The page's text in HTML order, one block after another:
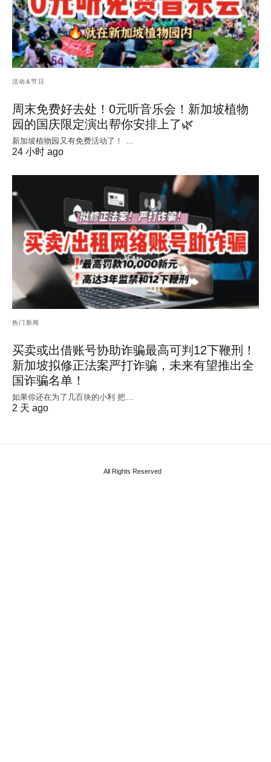
活动&节日
周末免费好去处！0元听音乐会！新加坡植物
园的国庆限定演出帮你安排上了🌿
新加坡植物园又有免费活动了！ …
24 小时 ago
热门新闻
买卖或出借账号协助诈骗最高可判12下鞭刑！
新加坡拟修正法案严打诈骗，未来有望推出全
国诈骗名单！
如果你还在为了几百块的小利 把…
2 天 ago
All Rights Reserved